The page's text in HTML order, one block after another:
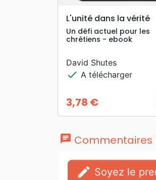
search APERÇU
L'unité dans la vérité
Un défi actuel pour les
chrétiens - ebook
David Shutes
check A télécharger
Prix
3,78 €
chat Commentaires
edit Soyez le